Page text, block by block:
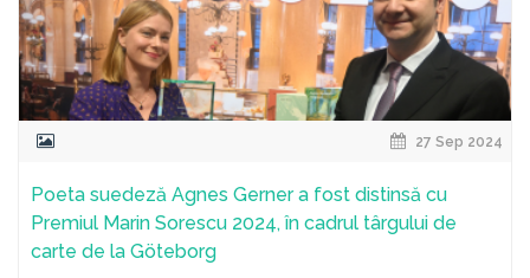
27 Sep 2024
Poeta suedeză Agnes Gerner a fost distinsă cu
Premiul Marin Sorescu 2024, în cadrul târgului de
carte de la Göteborg